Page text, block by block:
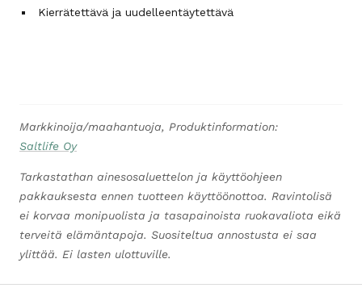
Kierrätettävä ja uudelleentäytettävä
Markkinoija/maahantuoja, Produktinformation:
Saltlife Oy
Tarkastathan ainesosaluettelon ja käyttöohjeen
pakkauksesta ennen tuotteen käyttöönottoa. Ravintolisä
ei korvaa monipuolista ja tasapainoista ruokavaliota eikä
terveitä elämäntapoja. Suositeltua annostusta ei saa
ylittää. Ei lasten ulottuville.